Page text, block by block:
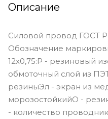
Описание
Силовой провод ГОСТ
Обозначение
12х0,75:Р - резиновый
обмоточный слой из
резиныЭл - экран из
морозостойкийО -
- количество